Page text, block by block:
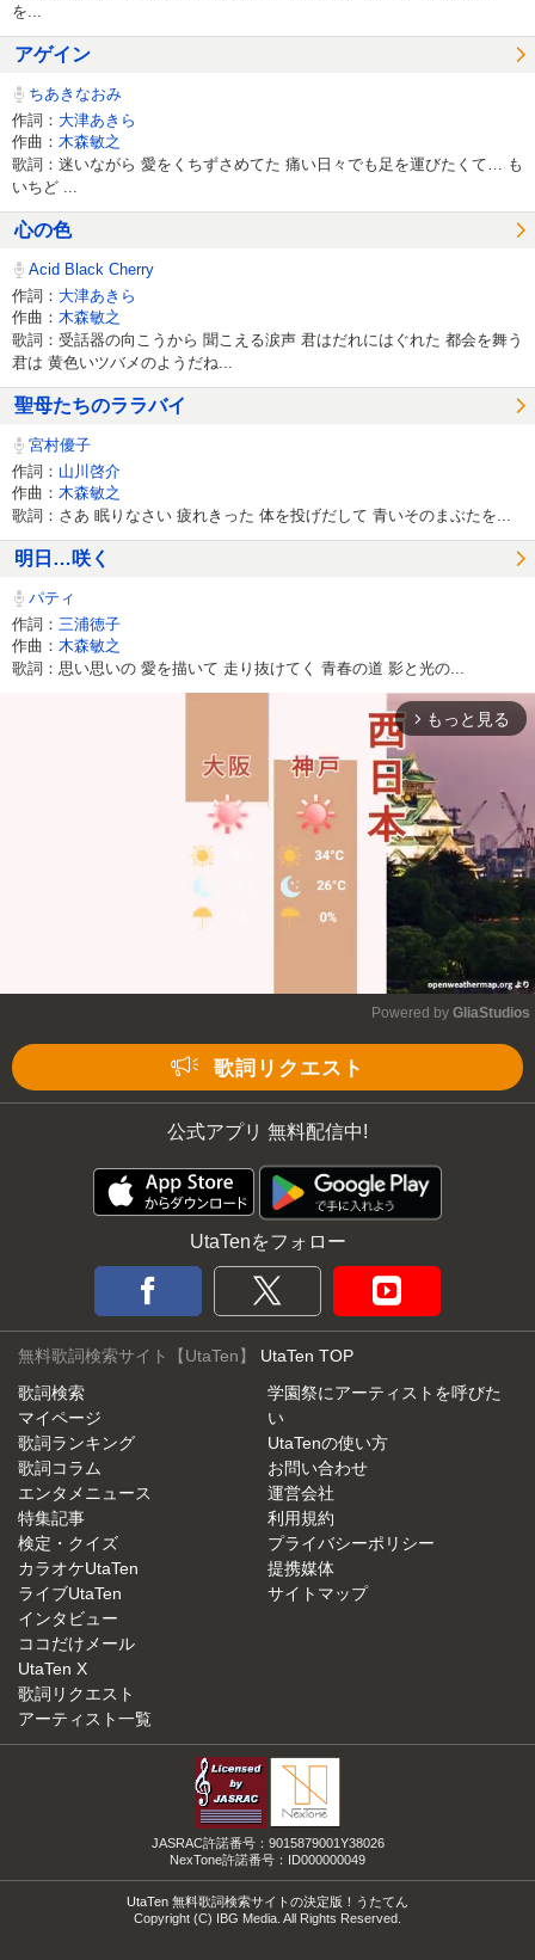
を...
アゲイン
ちあきなおみ
作詞： 大津あきら
作曲： 木森敏之
歌詞：迷いながら 愛をくちずさめてた 痛い日々でも足を運びたくて… も
いちど ...
心の色
Acid Black Cherry
作詞： 大津あきら
作曲： 木森敏之
歌詞：受話器の向こうから 聞こえる涙声 君はだれにはぐれた 都会を舞う
君は 黄色いツバメのようだね...
聖母たちのララバイ
宮村優子
作詞： 山川啓介
作曲： 木森敏之
歌詞：さあ 眠りなさい 疲れきった 体を投げだして 青いそのまぶたを...
明日…咲く
パティ
作詞： 三浦徳子
作曲： 木森敏之
歌詞：思い思いの 愛を描いて 走り抜けてく 青春の道 影と光の...
arrow_forward_ios もっと見る
Powered by GliaStudios
歌詞リクエスト
公式アプリ 無料配信中!
UtaTenをフォロー
無料歌詞検索サイト【UtaTen】 UtaTen TOP
歌詞検索
マイページ
歌詞ランキング
歌詞コラム
エンタメニュース
特集記事
検定・クイズ
カラオケUtaTen
ライブUtaTen
インタビュー
ココだけメール
UtaTen X
歌詞リクエスト
アーティスト一覧
学園祭にアーティストを呼びた
い
UtaTenの使い方
お問い合わせ
運営会社
利用規約
プライバシーポリシー
提携媒体
サイトマップ
JASRAC許諾番号：9015879001Y38026
NexTone許諾番号：ID000000049
UtaTen 無料歌詞検索サイトの決定版！うたてん
Copyright (C) IBG Media. All Rights Reserved.